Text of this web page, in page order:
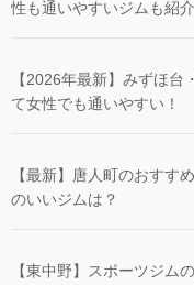
性も通いやすいジムも紹介
【2026年最新】みずほ台
て女性でも通いやすい！
【最新】唐人町のおすす
のいいジムは？
【東中野】スポーツジム